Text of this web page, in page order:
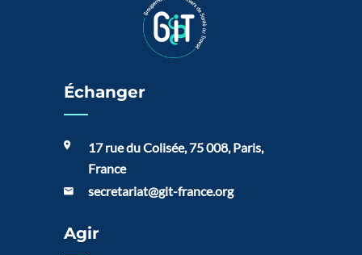
Échanger
17 rue du Colisée, 75 008, Paris,
France
secretariat@git-france.org
Agir